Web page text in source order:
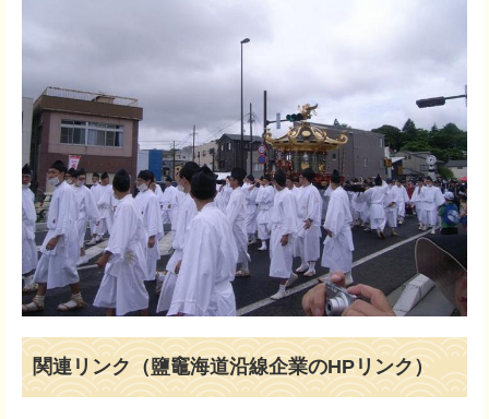
関連リンク（鹽竈海道沿線企業のHPリンク）